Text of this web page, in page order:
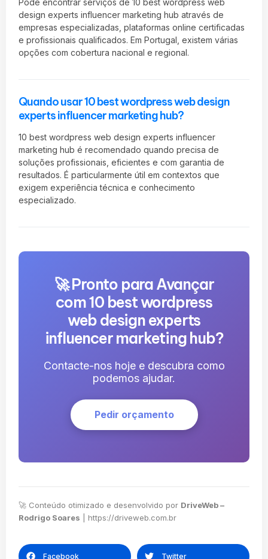
design experts influencer marketing hub através de
empresas especializadas, plataformas online certificadas
e profissionais qualificados. Em Portugal, existem várias
opções com cobertura nacional e regional.
Quando usar 10 best wordpress web design
experts influencer marketing hub?
10 best wordpress web design experts influencer
marketing hub é recomendado quando precisa de
soluções profissionais, eficientes e com garantia de
resultados. É particularmente útil em contextos que
exigem experiência técnica e conhecimento
especializado.
🚀 Pronto para Avançar
com 10 best wordpress
web design experts
influencer marketing hub?
Contacte-nos hoje e descubra como
podemos ajudar.
Pedir orçamento
🚀 Conteúdo otimizado e desenvolvido por DriveWeb –
Rodrigo Soares
https://driveweb.com.br
Facebook Twitter